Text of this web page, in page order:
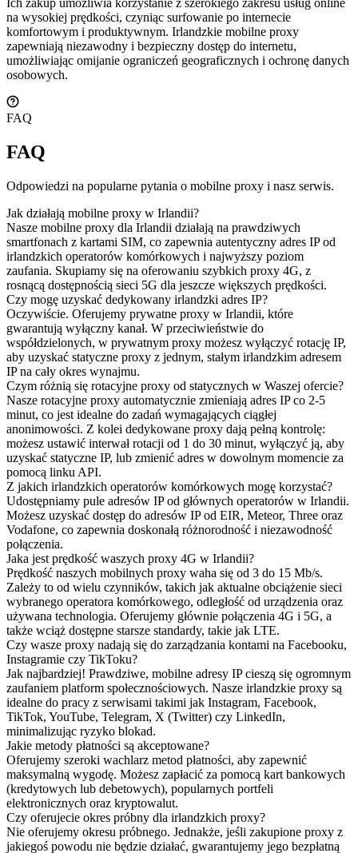
Ich zakup umożliwia korzystanie z szerokiego zakresu usług online
na wysokiej prędkości, czyniąc surfowanie po internecie
komfortowym i produktywnym. Irlandzkie mobilne proxy
zapewniają niezawodny i bezpieczny dostęp do internetu,
umożliwiając omijanie ograniczeń geograficznych i ochronę danych
osobowych.
FAQ
FAQ
Odpowiedzi na popularne pytania o mobilne proxy i nasz serwis.
Jak działają mobilne proxy w Irlandii?
Nasze mobilne proxy dla Irlandii działają na prawdziwych
smartfonach z kartami SIM, co zapewnia autentyczny adres IP od
irlandzkich operatorów komórkowych i najwyższy poziom
zaufania. Skupiamy się na oferowaniu szybkich proxy 4G, z
rosnącą dostępnością sieci 5G dla jeszcze większych prędkości.
Czy mogę uzyskać dedykowany irlandzki adres IP?
Oczywiście. Oferujemy prywatne proxy w Irlandii, które
gwarantują wyłączny kanał. W przeciwieństwie do
współdzielonych, w prywatnym proxy możesz wyłączyć rotację IP,
aby uzyskać statyczne proxy z jednym, stałym irlandzkim adresem
IP na cały okres wynajmu.
Czym różnią się rotacyjne proxy od statycznych w Waszej ofercie?
Nasze rotacyjne proxy automatycznie zmieniają adres IP co 2-5
minut, co jest idealne do zadań wymagających ciągłej
anonimowości. Z kolei dedykowane proxy dają pełną kontrolę:
możesz ustawić interwał rotacji od 1 do 30 minut, wyłączyć ją, aby
uzyskać statyczne IP, lub zmienić adres w dowolnym momencie za
pomocą linku API.
Z jakich irlandzkich operatorów komórkowych mogę korzystać?
Udostępniamy pule adresów IP od głównych operatorów w Irlandii.
Możesz uzyskać dostęp do adresów IP od EIR, Meteor, Three oraz
Vodafone, co zapewnia doskonałą różnorodność i niezawodność
połączenia.
Jaka jest prędkość waszych proxy 4G w Irlandii?
Prędkość naszych mobilnych proxy waha się od 3 do 15 Mb/s.
Zależy to od wielu czynników, takich jak aktualne obciążenie sieci
wybranego operatora komórkowego, odległość od urządzenia oraz
używana technologia. Oferujemy głównie połączenia 4G i 5G, a
także wciąż dostępne starsze standardy, takie jak LTE.
Czy wasze proxy nadają się do zarządzania kontami na Facebooku,
Instagramie czy TikToku?
Jak najbardziej! Prawdziwe, mobilne adresy IP cieszą się ogromnym
zaufaniem platform społecznościowych. Nasze irlandzkie proxy są
idealne do pracy z serwisami takimi jak Instagram, Facebook,
TikTok, YouTube, Telegram, X (Twitter) czy LinkedIn,
minimalizując ryzyko blokad.
Jakie metody płatności są akceptowane?
Oferujemy szeroki wachlarz metod płatności, aby zapewnić
maksymalną wygodę. Możesz zapłacić za pomocą kart bankowych
(kredytowych lub debetowych), popularnych portfeli
elektronicznych oraz kryptowalut.
Czy oferujecie okres próbny dla irlandzkich proxy?
Nie oferujemy okresu próbnego. Jednakże, jeśli zakupione proxy z
jakiegoś powodu nie będzie działać, gwarantujemy jego bezpłatną